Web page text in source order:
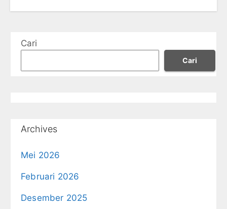
Cari
Cari
Archives
Mei 2026
Februari 2026
Desember 2025